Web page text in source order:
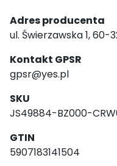
Adres producenta
ul. Świerzawska 1, 60-
Kontakt GPSR
gpsr@yes.pl
SKU
JS49884-BZ000-
GTIN
5907183141504